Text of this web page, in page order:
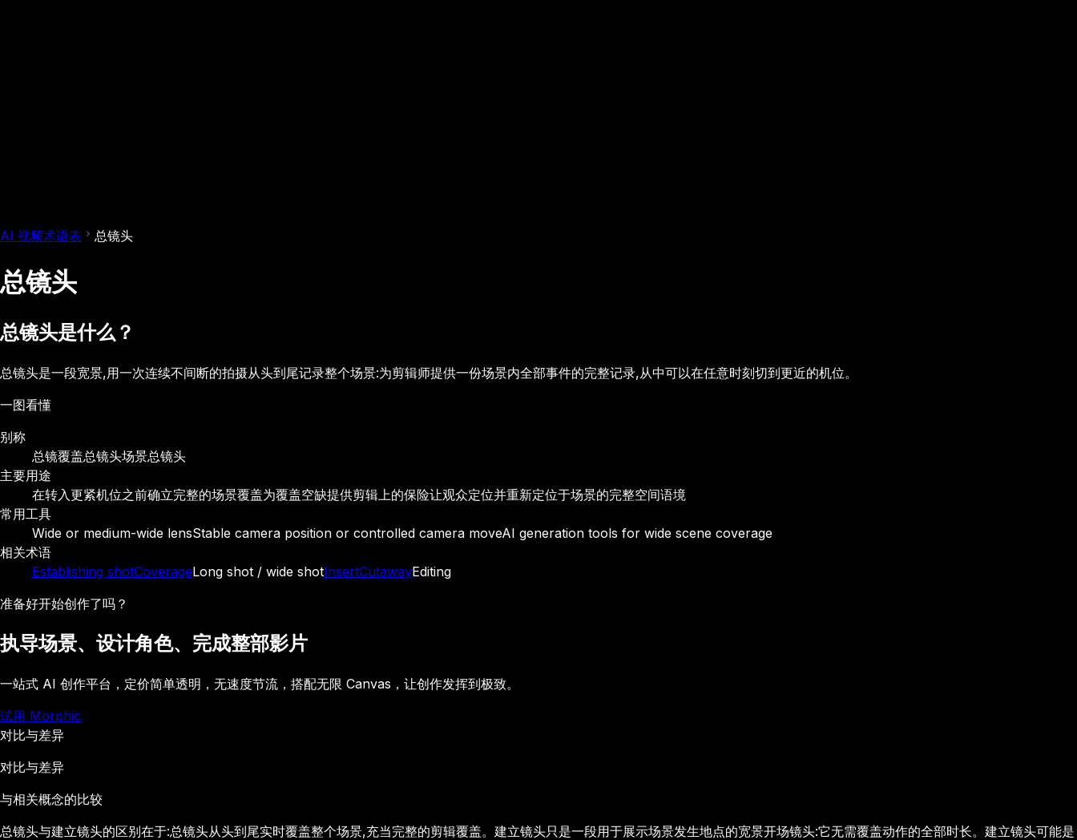
AI 视频术语表 总镜头
总镜头
总镜头是什么？
总镜头是一段宽景,用一次连续不间断的拍摄从头到尾记录整个场景:为剪辑师提供一份场景内全部事件的完整记录,从中可以在任意时刻切到更近的机位。
一图看懂
别称
总镜覆盖总镜头场景总镜头
主要用途
在转入更紧机位之前确立完整的场景覆盖为覆盖空缺提供剪辑上的保险让观众定位并重新定位于场景的完整空间语境
常用工具
Wide or medium-wide lensStable camera position or controlled camera moveAI generation tools for wide scene coverage
相关术语
Establishing shotCoverageLong shot / wide shotInsertCutawayEditing
准备好开始创作了吗？
执导场景、设计角色、完成整部影片
一站式 AI 创作平台，定价简单透明，无速度节流，搭配无限 Canvas，让创作发挥到极致。
试用 Morphic
对比与差异
对比与差异
与相关概念的比较
总镜头与建立镜头的区别在于:总镜头从头到尾实时覆盖整个场景,充当完整的剪辑覆盖。建立镜头只是一段用于展示场景发生地点的宽景开场镜头:它无需覆盖动作的全部时长。建立镜头可能是